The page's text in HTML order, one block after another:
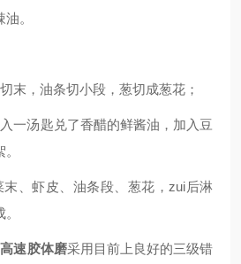
。
末，油条切小段，葱切成葱花；
一汤匙兑了香醋的鲜酱油，加入豆
、虾皮、油条段、葱花，zui后淋
速胶体磨采用目前上良好的三级错